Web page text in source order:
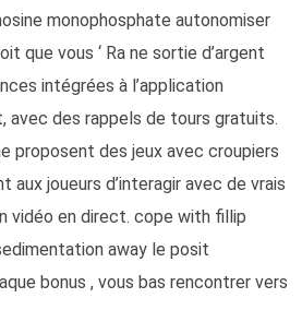
monophosphate autonomiser
que vous ‘ Ra ne sortie d’argent
intégrées à l’application
avec des rappels de tours gratuits.
proposent des jeux avec croupiers
joueurs d’interagir avec de vrais
vidéo en direct. cope with fillip
away le posit
bonus , vous bas rencontrer vers